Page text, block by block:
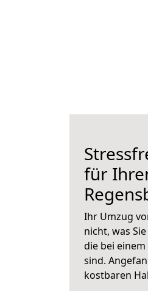
für
Ihr Umzug
nicht, was
die bei
sind.
kostbaren